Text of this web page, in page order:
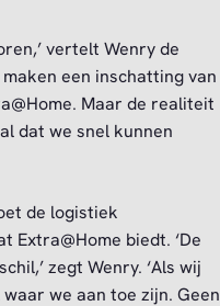
vertelt Wenry de
een inschatting van
Maar de realiteit
dat we snel kunnen
de logistiek
Extra@Home biedt. ‘De
zegt Wenry. ‘Als wij
we aan toe zijn. Geen